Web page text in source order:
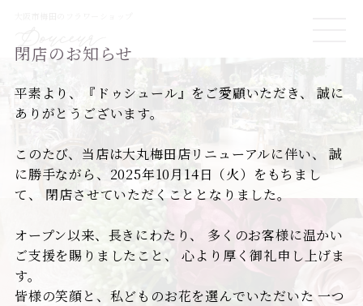
NU
閉店のお知らせ
平素より、『ドゥシュール』をご愛顧いただき、
誠に
ありがとうございます。
このたび、当店は大丸梅田店リニューアルに伴い、
誠
に勝手ながら、2025年10月14日（火）をもちまし
て、
閉店させていただくこととなりました。
オープン以来、長きにわたり、
多くのお客様に温かい
ご支援を賜りましたこと、
心より厚く御礼申し上げま
す。
皆様の笑顔と、私どものお花を選んでいただいた 一つ